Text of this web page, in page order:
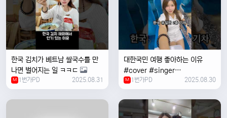
한국 김치가 베트남 쌀국수를 만
나면 벌어지는 일 ㅋㅋㄷ
M 1번가PD 2025.08.31
대한국민 여행 좋아하는 이유
#cover #singer
#coversong #music #한국
여행 #한국
M 1번가PD 2025.08.30